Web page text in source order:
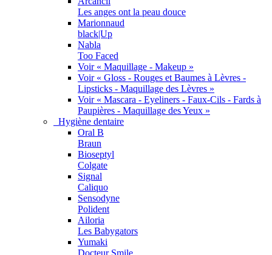
Les anges ont la peau douce
Marionnaud
black|Up
Nabla
Too Faced
Voir « Maquillage - Makeup »
Voir « Gloss - Rouges et Baumes à Lèvres -
Lipsticks - Maquillage des Lèvres »
Voir « Mascara - Eyeliners - Faux-Cils - Fards à
Paupières - Maquillage des Yeux »
Hygiène dentaire
Oral B
Braun
Bioseptyl
Colgate
Signal
Caliquo
Sensodyne
Polident
Ailoria
Les Babygators
Yumaki
Docteur Smile